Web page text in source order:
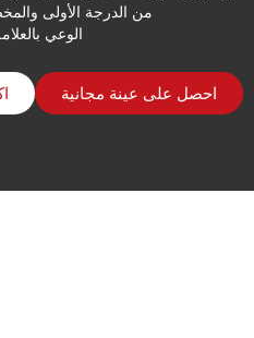
من الدرجة الأولى
الوعي
احصل على عينة مجانية